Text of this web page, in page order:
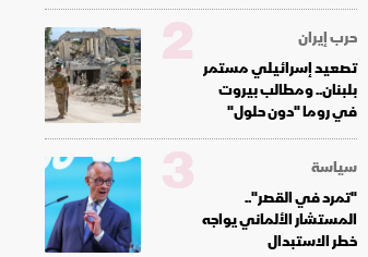
حرب إيران
تصعيد إسرائيلي مستمر
بلبنان.. ومطالب بيروت
في روما "دون حلول"
2
سياسة
"تمرد في القصر"..
المستشار الألماني يواجه
خطر الاستبدال
3